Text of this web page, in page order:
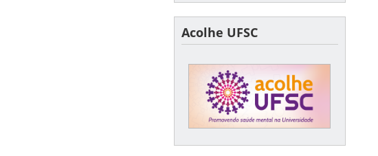
Acolhe UFSC